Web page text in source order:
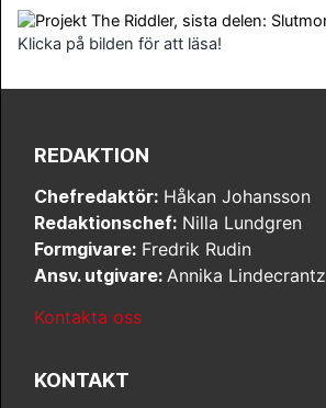
Klicka på bilden för att läsa!
REDAKTION
Chefredaktör: Håkan Johansson
Redaktionschef: Nilla Lundgren
Formgivare: Fredrik Rudin
Ansv. utgivare: Annika Lindecrantz
Kontakta oss
KONTAKT